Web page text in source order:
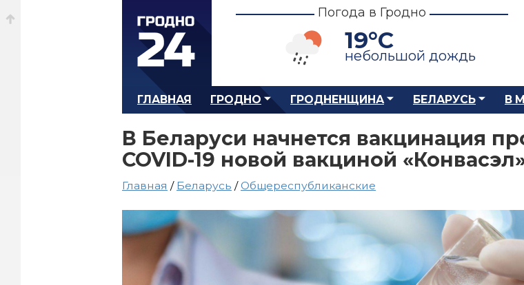
Погода в Гродно
19°C
небольшой дождь
ГЛАВНАЯ ГРОДНО ГРОДНЕНЩИНА БЕЛАРУСЬ В
В Беларуси начнется вакцинация
COVID-19 новой вакциной
Главная / Беларусь /Общереспубликанские